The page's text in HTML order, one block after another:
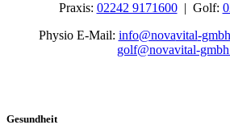
Praxis: 02242 9171600| Golf:
Physio E-Mail: info@novavital-
golf@novavital-
Gesundheit